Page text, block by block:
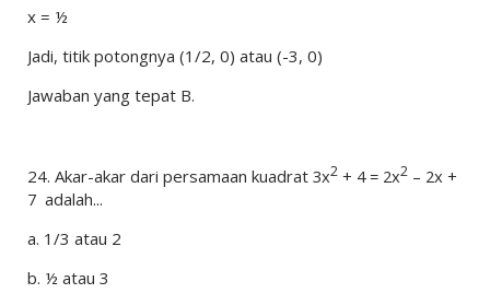
x = ½
Jadi, titik potongnya (1/2, 0) atau (-3, 0)
Jawaban yang tepat B.
24. Akar-akar dari persamaan kuadrat 3x2+ 4 = 2x2– 2x +
7 adalah...
a. 1/3 atau 2
b. ½ atau 3